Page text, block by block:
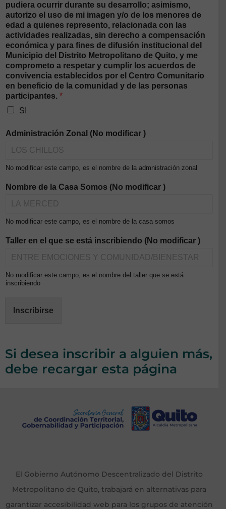
pudiera ocurrir durante su desarrollo; asimismo,
autorizo el uso de mi imagen y/o de los menores de
edad a quienes represento, relacionada con las
actividades realizadas, sin derecho a compensación
económica y para fines de difusión institucional del
Municipio del Distrito Metropolitano de Quito, y me
comprometo a respetar y cumplir los acuerdos de
convivencia establecidos por el Centro Comunitario
en beneficio de la comunidad y de las personas
participantes. *
SI
Administración Zonal (No modificar )
No modificar este campo, es el nombre de la admnistración zonal
Nombre de la Casa Somos (No modificar )
No modificar este campo, es el nombre de la casa somos
Taller en el que se está inscribiendo (No modificar )
No modificar este campo, es el nombre del taller que se está
inscribiendo
Inscribirse
Si desea inscribir a alguien más,
debe recargar esta página
El Gobierno Autónomo Descentralizado del Distrito
Metropolitano de Quito, trabajará en alternativas para
garantizar accesibilidad web para los grupos de atención